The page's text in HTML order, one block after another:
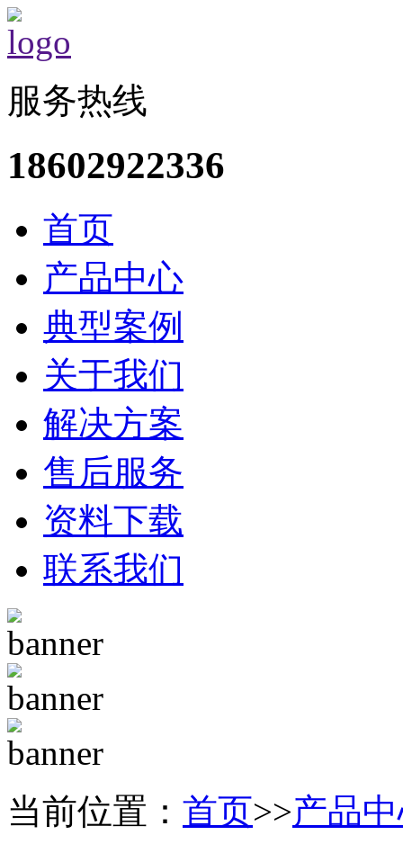
服务热线
18602922336
首页
产品中心
典型案例
关于我们
解决方案
售后服务
资料下载
联系我们
当前位置： 首页>>产品